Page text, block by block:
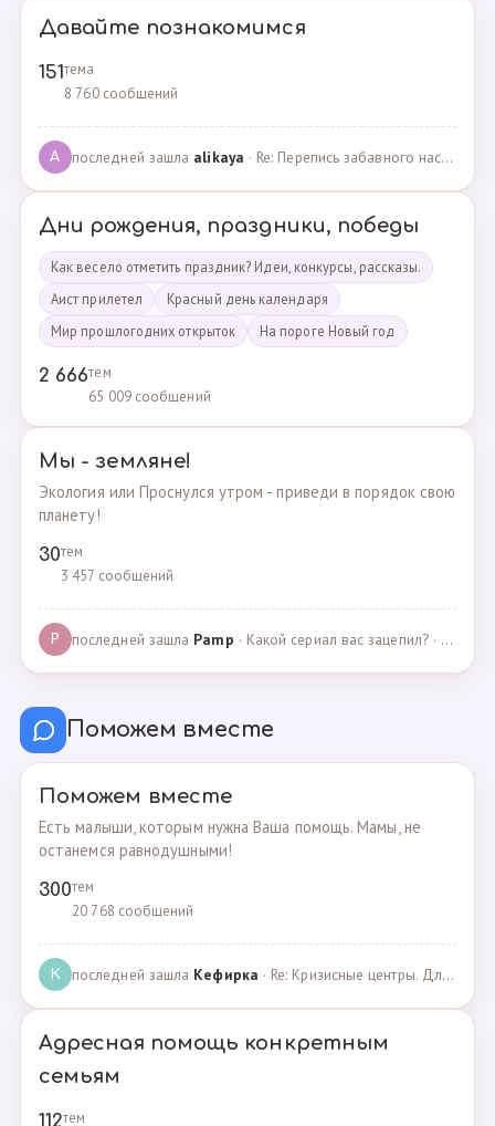
Давайте познакомимся
151тема
8 760 сообщений
A последней зашла alikaya · Re: Перепись забавного населения!!! · 09.09.2023
Дни рождения, праздники, победы
Как весело отметить праздник? Идеи, конкурсы, рассказы.
Аист прилетел
Красный день календаря
Мир прошлогодних открыток
На пороге Новый год
2 666тем
65 009 сообщений
Мы - земляне!
Экология или Проснулся утром - приведи в порядок свою
планету!
30тем
3 457 сообщений
P последней зашла Pamp · Какой сериал вас зацепил? · 07.05.2025
Поможем вместе
Поможем вместе
Есть малыши, которым нужна Ваша помощь. Мамы, не
останемся равнодушными!
300тем
20 768 сообщений
К последней зашла Кефирка · Re: Кризисные центры. Для женщин, попавших в трудн… · 06.03.2022
Адресная помощь конкретным
семьям
112тем